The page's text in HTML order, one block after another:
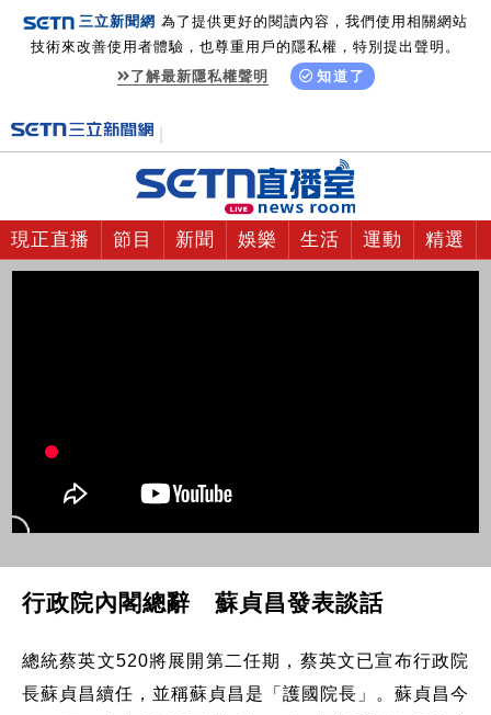
三立新聞網 為了提供更好的閱讀內容，我們使用相關網站
技術來改善使用者體驗，也尊重用戶的隱私權，特別提出聲明。
了解最新隱私權聲明
知道了
現正直播 節目 新聞 娛樂 生活 運動 精選
行政院內閣總辭 蘇貞昌發表談話
總統蔡英文520將展開第二任期，蔡英文已宣布行政院
長蘇貞昌續任，並稱蘇貞昌是「護國院長」。蘇貞昌今